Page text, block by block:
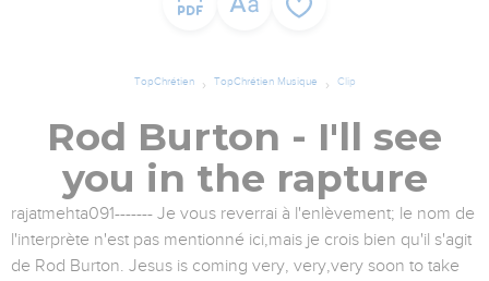
TopChrétien TopChrétien Musique Clip
Rod Burton - I'll see
you in the rapture
rajatmehta091------- Je vous reverrai à l'enlèvement; le nom de
l'interprète n'est pas mentionné ici,mais je crois bien qu'il s'agit
de Rod Burton. Jesus is coming very, very,very soon to take